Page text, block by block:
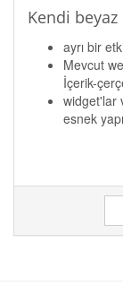
Kendi
ayrı bir
Mevcut
İçerik-
widget'lar
esnek